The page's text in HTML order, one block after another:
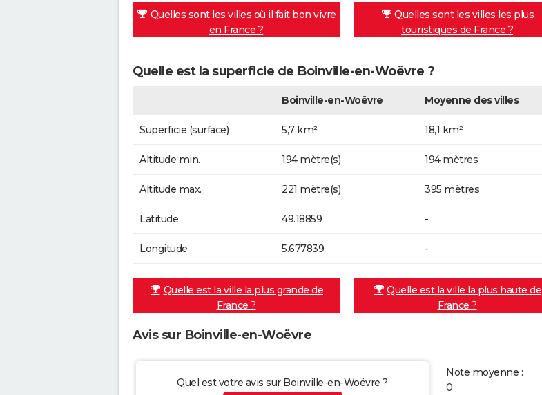
Quelles sont les villes où il fait bon vivre
en France ?
Quelles sont les villes les plus
touristiques de France ?
Quelle est la superficie de Boinville-en-Woëvre ?
Boinville-en-Woëvre Moyenne des villes
Superficie (surface) 5,7 km² 18,1 km²
Altitude min. 194 mètre(s) 194 mètres
Altitude max. 221 mètre(s) 395 mètres
Latitude 49.18859 -
Longitude 5.677839 -
Quelle est la ville la plus grande de
France ?
Quelle est la ville la plus haute de
France ?
Avis sur Boinville-en-Woëvre
Quel est votre avis sur Boinville-en-Woëvre ?
Note moyenne :
0